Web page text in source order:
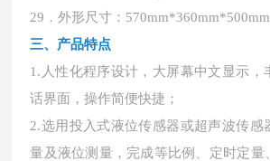
29．外形尺寸：570mm*360mm*500mm
三、产品特点
1.人性化程序设计，大屏幕中文显示，
话界面，操作简便快捷；
2.选用投入式液位传感器或超声波传感
量及液位测量，完成等比例、定时定量